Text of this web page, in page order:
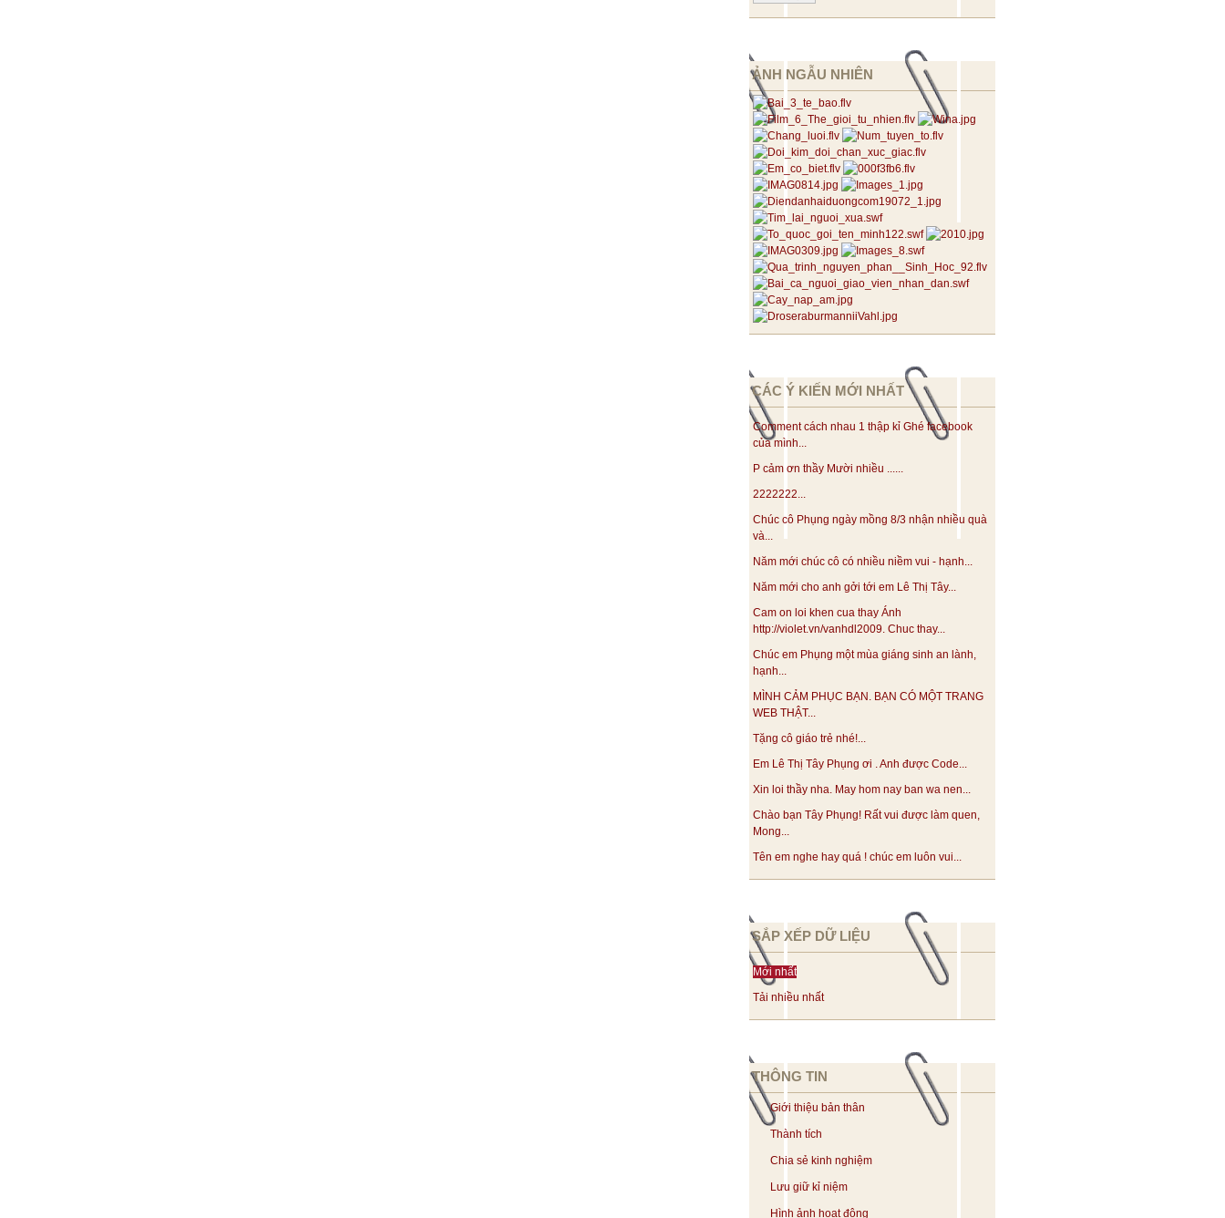
ẢNH NGẪU NHIÊN
CÁC Ý KIẾN MỚI NHẤT
Comment cách nhau 1 thập kỉ Ghé facebook
của mình...
P cảm ơn thầy Mười nhiều ......
2222222...
Chúc cô Phụng ngày mồng 8/3 nhận nhiều quà
và...
Năm mới chúc cô có nhiều niềm vui - hạnh...
Năm mới cho anh gởi tới em Lê Thị Tây...
Cam on loi khen cua thay Ánh
http://violet.vn/vanhdl2009. Chuc thay...
Chúc em Phụng một mùa giáng sinh an lành,
hạnh...
MÌNH CẢM PHỤC BẠN. BẠN CÓ MỘT TRANG
WEB THẬT...
Tặng cô giáo trẻ nhé!...
Em Lê Thị Tây Phụng ơi . Anh được Code...
Xin loi thầy nha. May hom nay ban wa nen...
Chào bạn Tây Phụng! Rất vui được làm quen,
Mong...
Tên em nghe hay quá ! chúc em luôn vui...
SẮP XẾP DỮ LIỆU
Mới nhất
Tải nhiều nhất
THÔNG TIN
Giới thiệu bản thân
Thành tích
Chia sẻ kinh nghiệm
Lưu giữ kỉ niệm
Hình ảnh hoạt động